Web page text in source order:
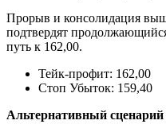
Прорыв и консолидация
подтвердят
путь к 162,00.
Тейк-профит: 162,00
Стоп Убыток: 159,40
Альтернативный сценарий